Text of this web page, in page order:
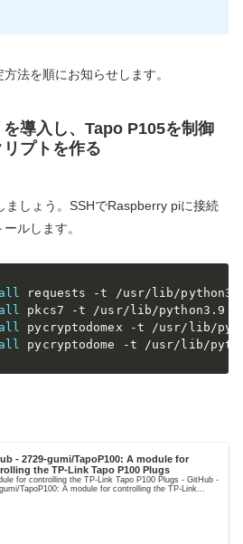
法を順にお知らせします。
導入し、Tapo P105を制御
プトを作る
ましょう。SSHでRaspberry piに接続
ルします。
pycryptodome -t /usr/lib/
- 2729-gumi/TapoP100: A module for
the TP-Link Tapo P100 Plugs
for controlling the TP-Link Tapo P100 Plugs - GitHub -
TapoP100: A module for controlling the TP-Link...